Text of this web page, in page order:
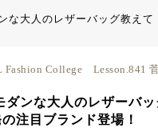
Fashion College Lesson.841
ダンな大人のレザーバッ
注目ブランド登場！